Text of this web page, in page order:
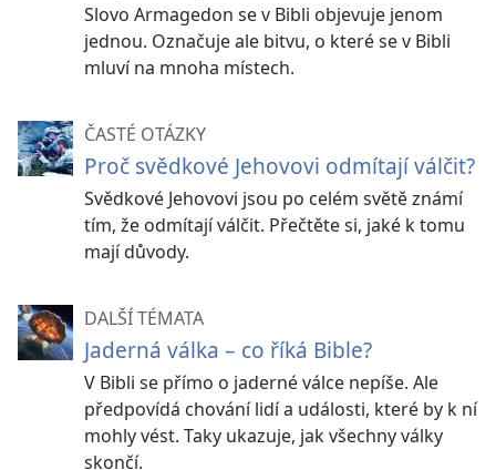
Slovo Armagedon se v Bibli objevuje jenom
jednou. Označuje ale bitvu, o které se v Bibli
mluví na mnoha místech.
ČASTÉ OTÁZKY
Proč svědkové Jehovovi odmítají válčit?
Svědkové Jehovovi jsou po celém světě známí
tím, že odmítají válčit. Přečtěte si, jaké k tomu
mají důvody.
DALŠÍ TÉMATA
Jaderná válka – co říká Bible?
V Bibli se přímo o jaderné válce nepíše. Ale
předpovídá chování lidí a události, které by k ní
mohly vést. Taky ukazuje, jak všechny války
skončí.